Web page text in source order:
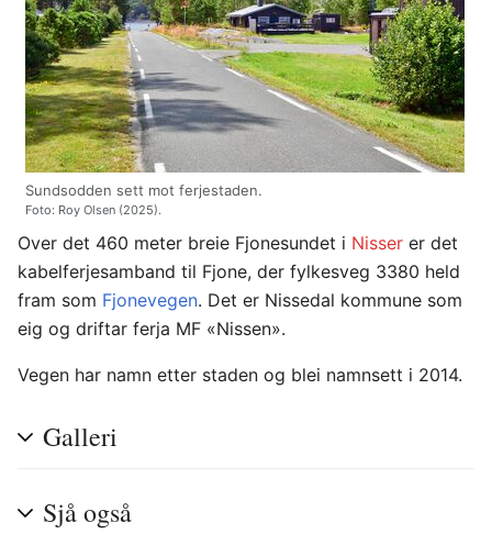
Sundsodden sett mot ferjestaden.
Foto: Roy Olsen (2025).
Over det 460 meter breie Fjonesundet i Nisser er det
kabelferjesamband til Fjone, der fylkesveg 3380 held
fram som Fjonevegen. Det er Nissedal kommune som
eig og driftar ferja MF «Nissen».
Vegen har namn etter staden og blei namnsett i 2014.
Galleri
Sjå også